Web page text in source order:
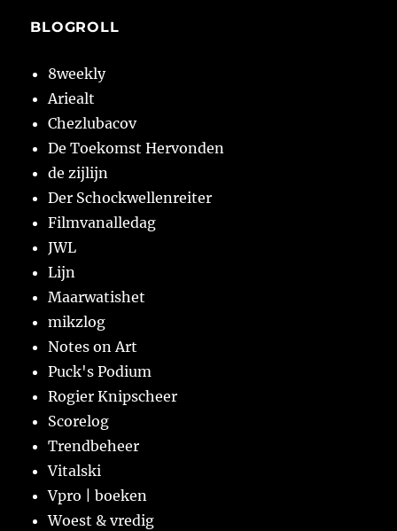
BLOGROLL
8weekly
Ariealt
Chezlubacov
De Toekomst Hervonden
de zijlijn
Der Schockwellenreiter
Filmvanalledag
JWL
Lijn
Maarwatishet
mikzlog
Notes on Art
Puck's Podium
Rogier Knipscheer
Scorelog
Trendbeheer
Vitalski
Vpro | boeken
Woest & vredig